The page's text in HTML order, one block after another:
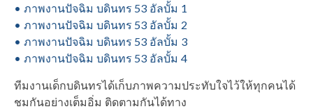
• ภาพงานปัจฉิม บดินทร 53 อัลบั้ม 1
• ภาพงานปัจฉิม บดินทร 53 อัลบั้ม 2
• ภาพงานปัจฉิม บดินทร 53 อัลบั้ม 3
• ภาพงานปัจฉิม บดินทร 53 อัลบั้ม 4
ทีมงานเด็กบดินทรได้เก็บภาพความประทับใจไว้ให้ทุกคนได้
ชมกันอย่างเต็มอิ่ม ติดตามกันได้ทาง